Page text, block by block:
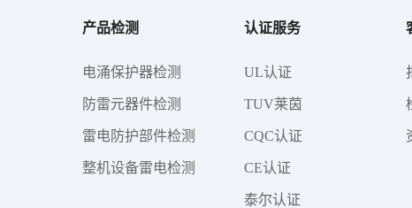
产品检测
电涌保护器检测
防雷元器件检测
雷电防护部件检测
整机设备雷电检测
认证服务
UL认证
TUV莱茵
CQC认证
CE认证
泰尔认证